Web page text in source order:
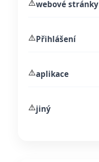
⚠️webové stránky
⚠️Přihlášení
⚠️aplikace
⚠️jiný